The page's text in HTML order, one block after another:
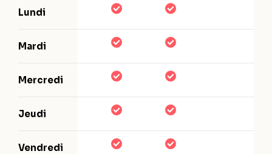
Lundi
Mardi
Mercredi
Jeudi
Vendredi